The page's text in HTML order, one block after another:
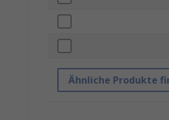
Ähnliche Produkte